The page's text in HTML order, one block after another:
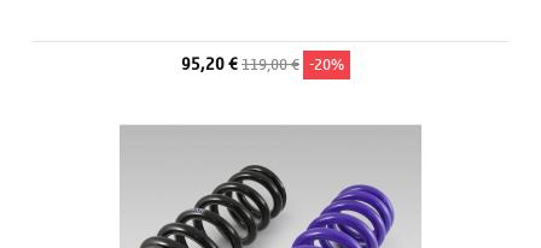
95,20 €119,00 € -20%